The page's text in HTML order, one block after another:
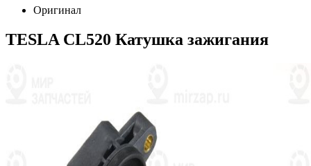
Оригинал
TESLA CL520 Катушка зажигания